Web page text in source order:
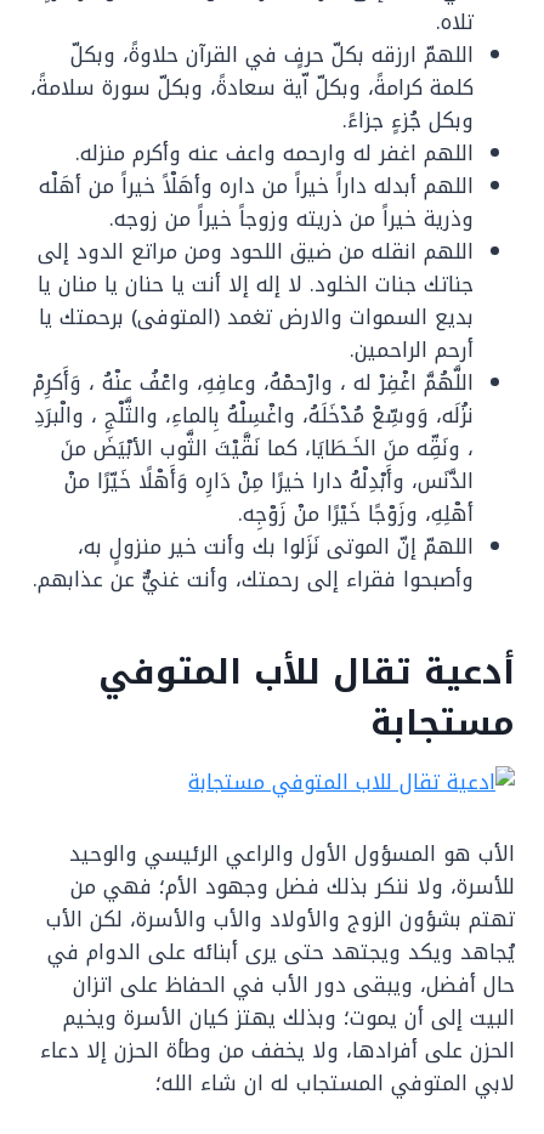
تلاه.
اللهمّ ارزقه بكلّ حرفٍ في القرآن حلاوةً، وبكلّ
كلمة كرامةً، وبكلّ اّية سعادةً، وبكلّ سورة سلامةً،
وبكل جُزءٍ جزاءً.
اللهم اغفر له وارحمه واعف عنه وأكرم منزله.
اللهم أبدله داراً خيراً من داره وأهَلْاً خيراً من أهَلْه
وذرية خيراً من ذريته وزوجاً خيراً من زوجه.
اللهم انقله من ضيق اللحود ومن مراتع الدود إلى
جناتك جنات الخلود. لا إله إلا أنت يا حنان يا منان يا
بديع السموات والارض تغمد (المتوفى) برحمتك يا
أرحم الراحمين.
اللَّهُمَّ اغْفِرْ له ، وارْحمْهُ، وعافِهِ، واعْفُ عنْهُ ، وَأَكرِمْ
نزُلَه، وَوسِّعْ مُدْخَلَهُ، واغْسِلْهُ بِالماءِ، والثَّلْجِ ، والْبرَدِ
، ونَقِّه منَ الخَـطَايَا، كما نَقَّيْتَ الثَّوب الأبْيَضَ منَ
الدَّنَس، وأَبْدِلْهُ دارا خيرًا مِنْ دَارِه وَأَهْلًا خَيّرًا منْ
أهْلِهِ، وزَوْجًا خَيْرًا منْ زَوْجِه.
اللهمّ إنّ الموتى نَزَلوا بك وأنت خير منزولٍ به،
وأصبحوا فقراء إلى رحمتك، وأنت غنيٌّ عن عذابهم.
أدعية تقال للأب المتوفي
مستجابة
الأب هو المسؤول الأول والراعي الرئيسي والوحيد
للأسرة، ولا ننكر بذلك فضل وجهود الأم؛ فهي من
تهتم بشؤون الزوج والأولاد والأب والأسرة، لكن الأب
يُجاهد ويكد ويجتهد حتى يرى أبنائه على الدوام في
حال أفضل، ويبقى دور الأب في الحفاظ على اتزان
البيت إلى أن يموت؛ وبذلك يهتز كيان الأسرة ويخيم
الحزن على أفرادها، ولا يخفف من وطأة الحزن إلا دعاء
لابي المتوفي المستجاب له ان شاء الله؛